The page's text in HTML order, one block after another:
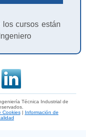
cursos están
Técnica Industrial de
Cookies|
Información de